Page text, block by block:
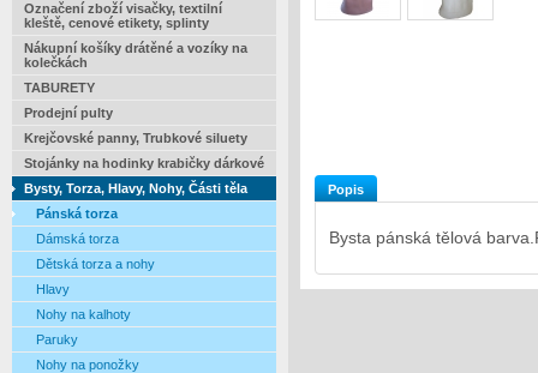
Označení zboží visačky, textilní
kleště, cenové etikety, splinty
Nákupní košíky drátěné a vozíky na
kolečkách
TABURETY
Prodejní pulty
Krejčovské panny, Trubkové siluety
Stojánky na hodinky krabičky dárkové
Bysty, Torza, Hlavy, Nohy, Části těla
Pánská torza
Dámská torza
Dětská torza a nohy
Hlavy
Nohy na kalhoty
Paruky
Nohy na ponožky
Popis
Bysta pánská tělová